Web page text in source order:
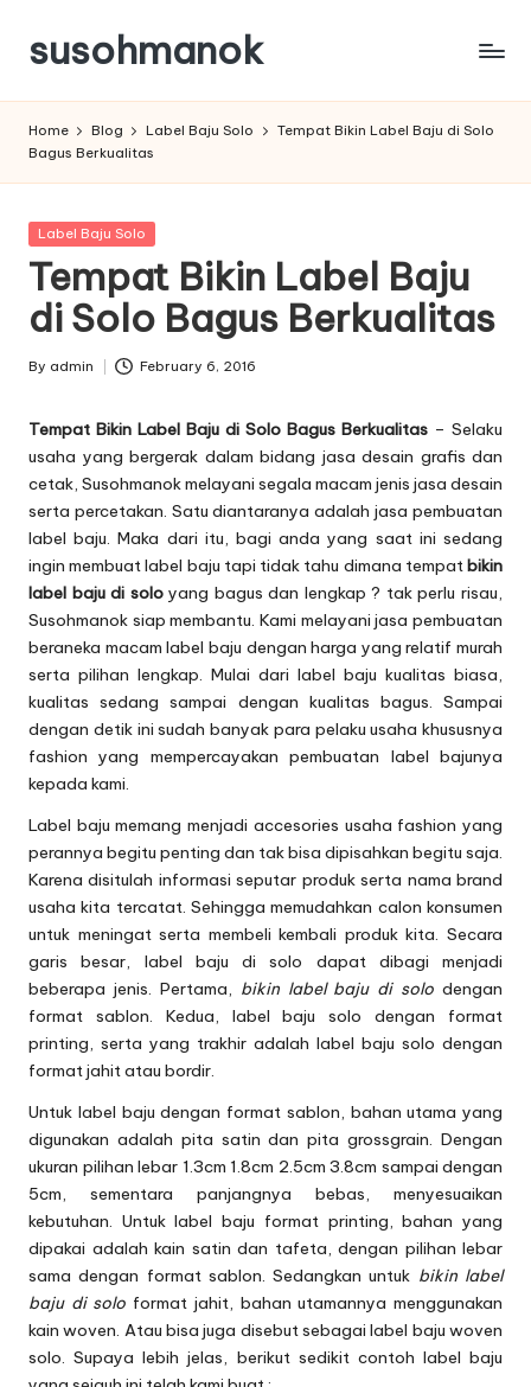
Skip
content
susohmanok
Home Blog Label Baju Solo
Tempat Bikin Label Baju di Solo
Bagus Berkualitas
Posted
Label Baju Solo
Tempat Bikin Label Baju
di Solo Bagus Berkualitas
Posted
By admin February 6, 2016
Tempat Bikin Label Baju di Solo Bagus Berkualitas – Selaku
usaha yang bergerak dalam bidang jasa desain grafis dan
cetak, Susohmanok melayani segala macam jenis jasa desain
serta percetakan. Satu diantaranya adalah jasa pembuatan
label baju. Maka dari itu, bagi anda yang saat ini sedang
ingin membuat label baju tapi tidak tahu dimana tempatbikin
label baju di soloyang bagus dan lengkap ? tak perlu risau,
Susohmanok siap membantu. Kami melayani jasa pembuatan
beraneka macam label baju dengan harga yang relatif murah
serta pilihan lengkap. Mulai dari label baju kualitas biasa,
kualitas sedang sampai dengan kualitas bagus. Sampai
dengan detik ini sudah banyak para pelaku usaha khususnya
fashion yang mempercayakan pembuatan label bajunya
kepada kami.
Label baju memang menjadi accesories usaha fashion yang
perannya begitu penting dan tak bisa dipisahkan begitu saja.
Karena disitulah informasi seputar produk serta nama brand
usaha kita tercatat. Sehingga memudahkan calon konsumen
untuk meningat serta membeli kembali produk kita. Secara
garis besar, label baju di solo dapat dibagi menjadi
beberapa jenis. Pertama, bikin label baju di solo dengan
format sablon. Kedua, label baju solo dengan format
printing, serta yang trakhir adalah label baju solo dengan
format jahit atau bordir.
Untuk label baju dengan format sablon, bahan utama yang
digunakan adalah pita satin dan pita grossgrain. Dengan
ukuran pilihan lebar 1.3cm 1.8cm 2.5cm 3.8cm sampai dengan
5cm, sementara panjangnya bebas, menyesuaikan
kebutuhan. Untuk label baju format printing, bahan yang
dipakai adalah kain satin dan tafeta, dengan pilihan lebar
sama dengan format sablon. Sedangkan untuk bikin label
baju di solo format jahit, bahan utamannya menggunakan
kain woven. Atau bisa juga disebut sebagai label baju woven
solo. Supaya lebih jelas, berikut sedikit contoh label baju